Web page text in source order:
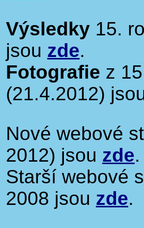
Výsledky 15.
jsou zde.
Fotografie z
(21.4.2012)
Nové webové
2012) jsou zde.
Starší webové
2008 jsou zde.